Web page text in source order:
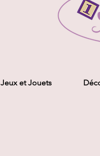
Jeux et Jouets